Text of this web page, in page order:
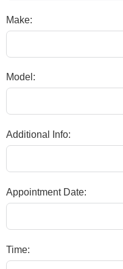
Make:
Model:
Additional Info:
Appointment Date:
Time: